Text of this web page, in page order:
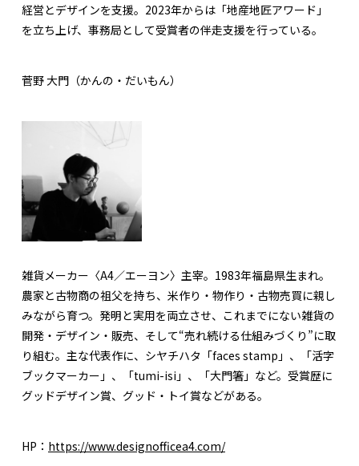
経営とデザインを支援。2023年からは「地産地匠アワード」
を立ち上げ、事務局として受賞者の伴走支援を行っている。
菅野 大門（かんの・だいもん）
雑貨メーカー〈A4／エーヨン〉主宰。1983年福島県生まれ。
農家と古物商の祖父を持ち、米作り・物作り・古物売買に親し
みながら育つ。発明と実用を両立させ、これまでにない雑貨の
開発・デザイン・販売、そして“売れ続ける仕組みづくり”に取
り組む。主な代表作に、シヤチハタ「faces stamp」、「活字
ブックマーカー」、「tumi-isi」、「大門箸」など。受賞歴に
グッドデザイン賞、グッド・トイ賞などがある。
HP： https://www.designofficea4.com/